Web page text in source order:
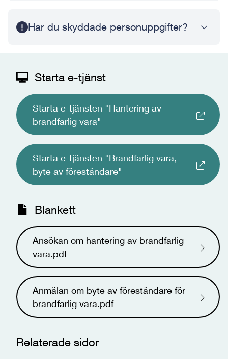
Har du skyddade personuppgifter?
Starta e-tjänst
Starta e-tjänsten "Hantering av
brandfarlig vara"
Starta e-tjänsten "Brandfarlig vara,
byte av föreståndare"
Blankett
Ansökan om hantering av brandfarlig
vara.pdf
Anmälan om byte av föreståndare för
brandfarlig vara.pdf
Relaterade sidor